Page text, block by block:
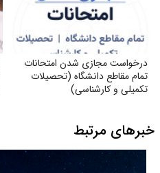
درخواست مجازی شدن امتحانات
تمام مقاطع دانشگاه (تحصیلات
تکمیلی و کارشناسی)
خبرهای مرتبط